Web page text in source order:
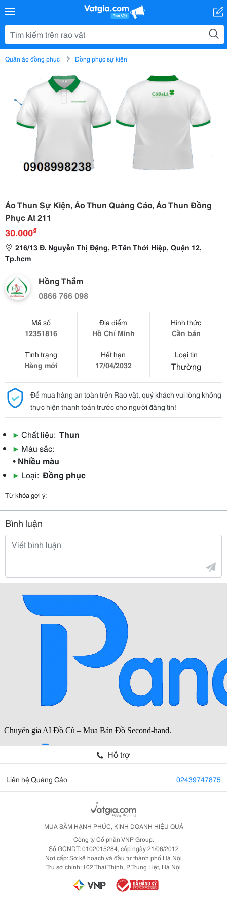
Quần áo đồng phục Đồng phục sự kiện
Áo Thun Sự Kiện, Áo Thun Quảng Cáo, Áo Thun Đồng
Phục At 211
30.000₫
216/13 Đ. Nguyễn Thị Đặng, P. Tân Thới Hiệp, Quận 12,
Tp.hcm
Hồng Thắm
0866 766 098
Mã số
12351816
Địa điểm
Hồ Chí Minh
Hình thức
Cần bán
Tình trạng
Hàng mới
Hết hạn
17/04/2032
Loại tin
Thường
Để mua hàng an toàn trên Rao vặt, quý khách vui lòng không
thực hiện thanh toán trước cho người đăng tin!
▶ Chất liệu: Thun
▶ Màu sắc:
• Nhiều màu
▶ Loại: Đồng phục
Từ khóa gợi ý:
Bình luận
Hỗ trợ
Liên hệ Quảng Cáo 02439747875
MUA SẮM HẠNH PHÚC, KINH DOANH HIỆU QUẢ
Công ty Cổ phần VNP Group.
Số GCNDT: 0102015284, cấp ngày 21/06/2012
Nơi cấp: Sở kế hoạch và đầu tư thành phố Hà Nội
Trụ sở chính: 102 Thái Thịnh, P. Trung Liệt, Hà Nội